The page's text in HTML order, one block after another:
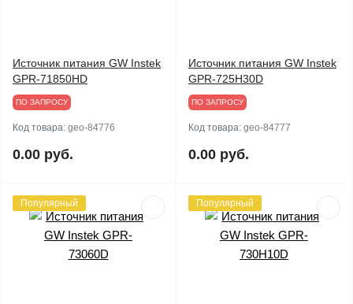
Источник питания GW Instek
GPR-71850HD
ПО ЗАПРОСУ
Код товара: geo-84776
0.00 руб.
Источник питания GW Instek
GPR-725H30D
ПО ЗАПРОСУ
Код товара: geo-84777
0.00 руб.
Популярный Популярный